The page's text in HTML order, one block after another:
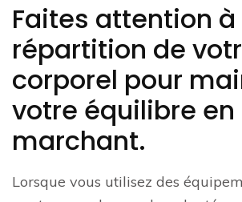
Faites attention à
répartition de
corporel pour
votre équilibre en
marchant.
Lorsque vous utilisez des